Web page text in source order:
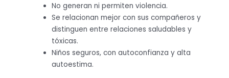
No generan ni permiten violencia.
Se relacionan mejor con sus compañeros y
distinguen entre relaciones saludables y
tóxicas.
Niños seguros, con autoconfianza y alta
autoestima.